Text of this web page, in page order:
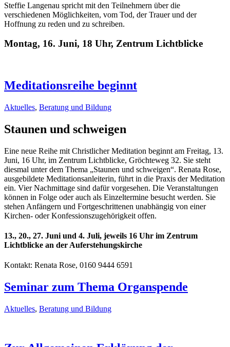
Steffie Langenau spricht mit den Teilnehmern über die
verschiedenen Möglichkeiten, vom Tod, der Trauer und der
Hoffnung zu reden und zu schreiben.
Montag, 16. Juni, 18 Uhr, Zentrum Lichtblicke
Meditationsreihe beginnt
Aktuelles, Beratung und Bildung
Staunen und schweigen
Eine neue Reihe mit Christlicher Meditation beginnt am Freitag, 13.
Juni, 16 Uhr, im Zentrum Lichtblicke, Gröchteweg 32. Sie steht
diesmal unter dem Thema „Staunen und schweigen“. Renata Rose,
ausgebildete Meditationsanleiterin, führt in die Praxis der Meditation
ein. Vier Nachmittage sind dafür vorgesehen. Die Veranstaltungen
können in Folge oder auch als Einzeltermine besucht werden. Sie
stehen Anfängern und Fortgeschrittenen unabhängig von einer
Kirchen- oder Konfessionszugehörigkeit offen.
13., 20., 27. Juni und 4. Juli, jeweils 16 Uhr im Zentrum
Lichtblicke an der Auferstehungskirche
Kontakt: Renata Rose, 0160 9444 6591
Seminar zum Thema Organspende
Aktuelles, Beratung und Bildung